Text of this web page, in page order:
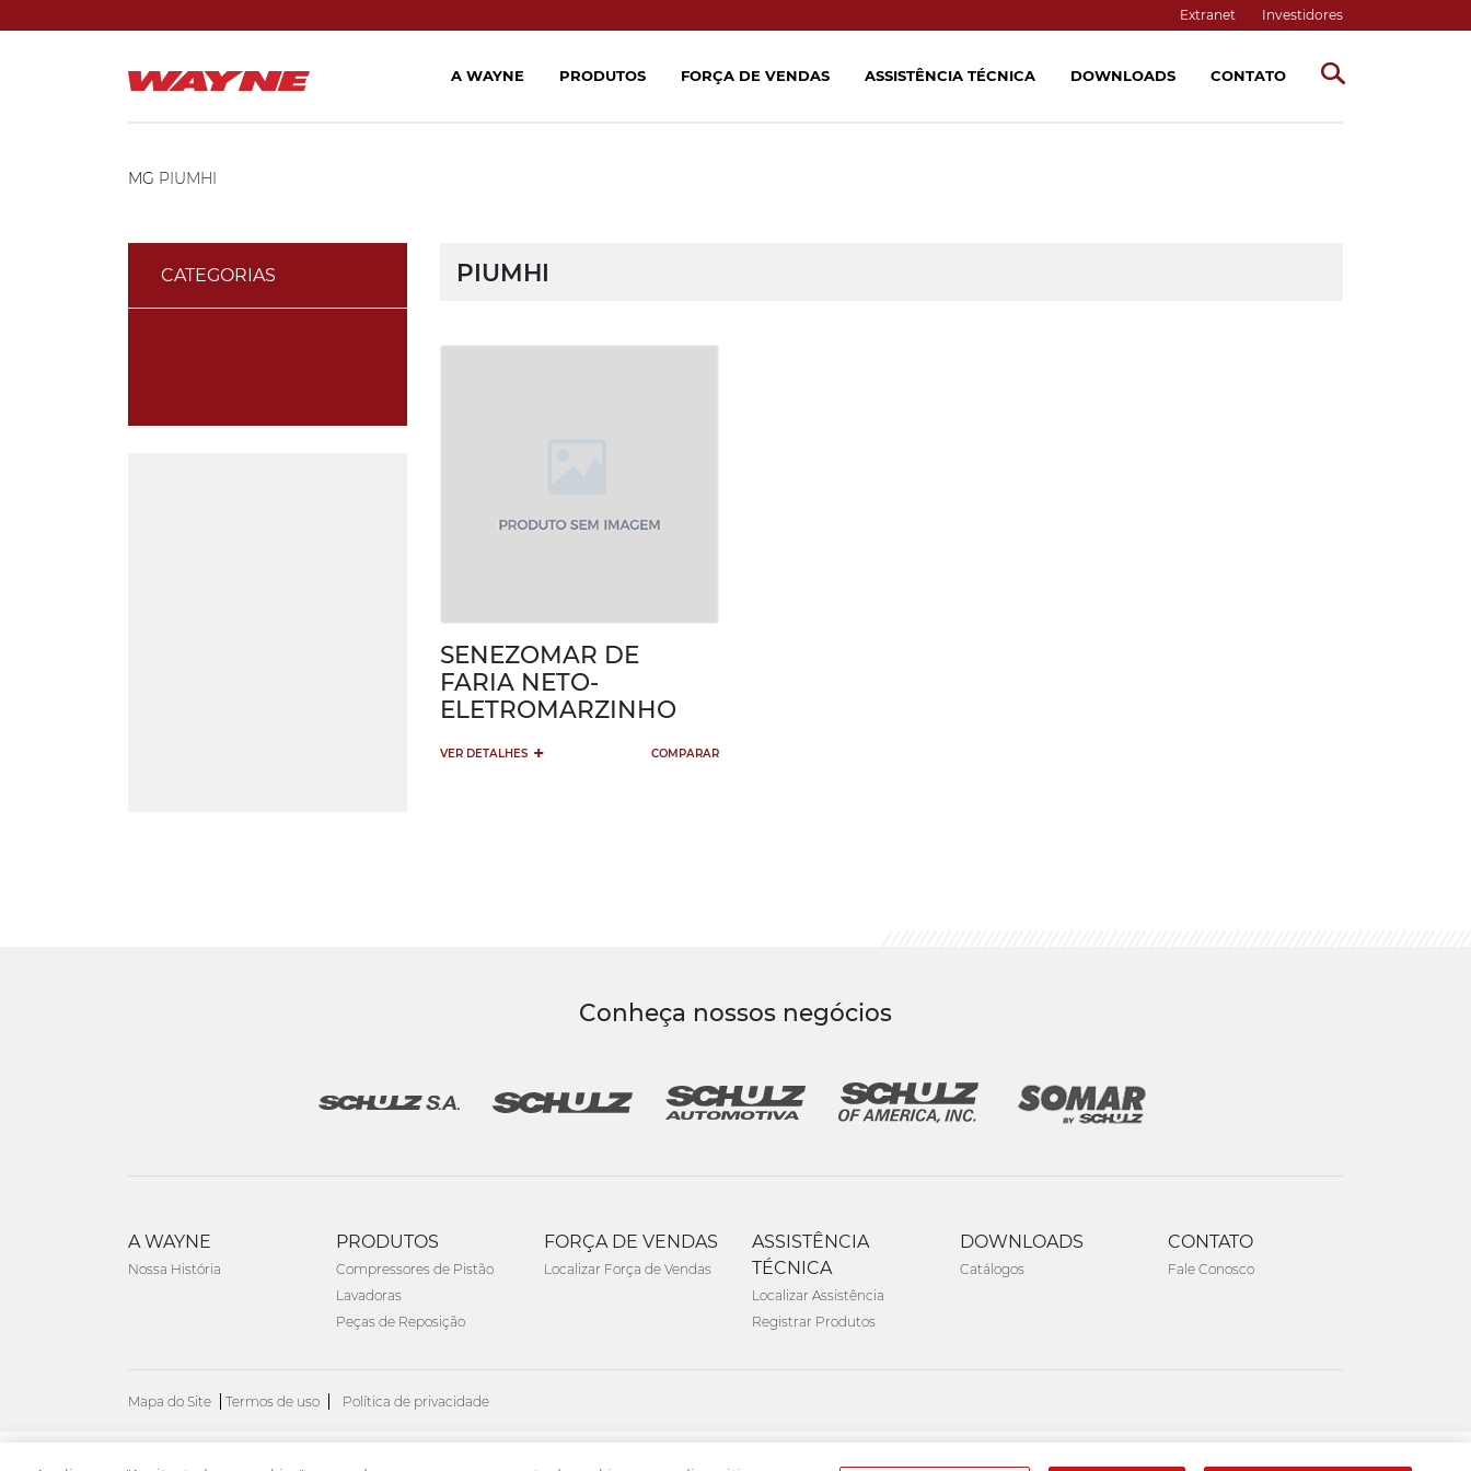
Extranet Investidores
MG PIUMHI
CATEGORIAS PIUMHI
SENEZOMAR DE
FARIA NETO-
ELETROMARZINHO
VER DETALHES + COMPARAR
Conheça nossos negócios
A WAYNE
Nossa História
PRODUTOS
Compressores de Pistão
Lavadoras
Peças de Reposição
FORÇA DE VENDAS
Localizar Força de Vendas
ASSISTÊNCIA
TÉCNICA
Localizar Assistência
Registrar Produtos
DOWNLOADS
Catálogos
CONTATO
Fale Conosco
Mapa do Site Termos de uso Política de privacidade
A WAYNE PRODUTOS FORÇA DE VENDAS ASSISTÊNCIA TÉCNICA DOWNLOADS CONTATO